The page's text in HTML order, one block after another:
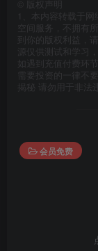
版权声明
1、本内容转载于
空间服务，不拥有
到你的版权利益，
源仅供测试和学习
如遇到充值付费环
需要投资的一律不
揭秘 请勿用于非
会员免费